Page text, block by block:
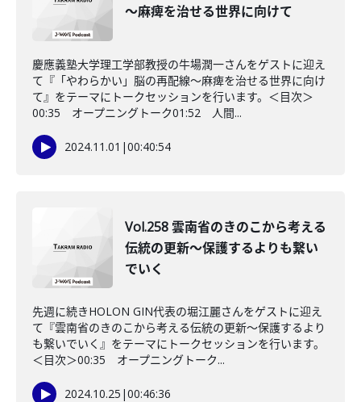
～麻痺を治せる世界に向けて
慶應義塾大学理工学部教授の牛場潤一さんをゲストに迎え
て『「やわらかい」脳の再配線～麻痺を治せる世界に向け
て』をテーマにトークセッションを行います。＜目次＞
00:35 オープニングトーク01:52 人間...
2024.11.01 |00:40:54
Vol.258 雲南省のきのこから考える
伝統の更新～保護するよりも繋い
でいく
先週に続きHOLON GIN代表の堀江麗さんをゲストに迎え
て『雲南省のきのこから考える伝統の更新～保護するより
も繋いでいく』をテーマにトークセッションを行います。
＜目次＞00:35 オープニングトーク...
2024.10.25 |00:46:36